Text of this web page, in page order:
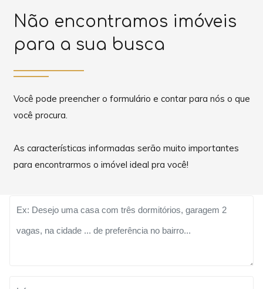
Não encontramos imóveis
para a sua busca
Você pode preencher o formulário e contar para nós o que
você procura.
As características informadas serão muito importantes
para encontrarmos o imóvel ideal pra você!